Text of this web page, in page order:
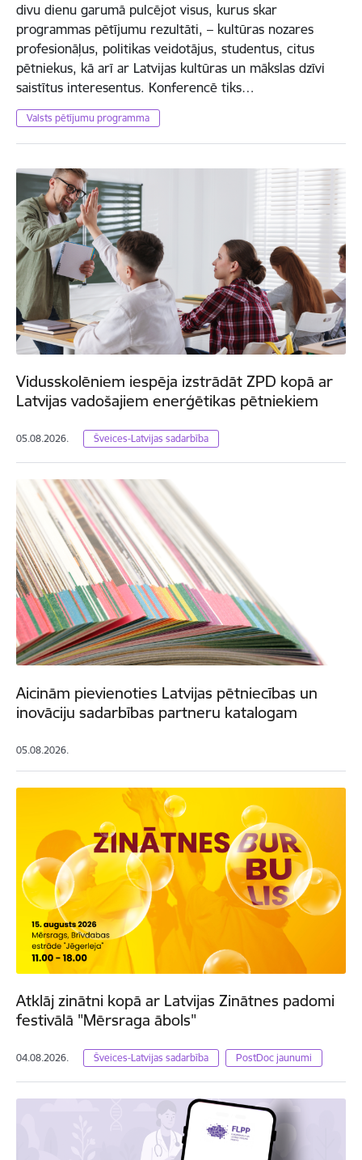
divu dienu garumā pulcējot visus, kurus skar
programmas pētījumu rezultāti, – kultūras nozares
profesionāļus, politikas veidotājus, studentus, citus
pētniekus, kā arī ar Latvijas kultūras un mākslas dzīvi
saistītus interesentus. Konferencē tiks…
Valsts pētījumu programma
Vidusskolēniem iespēja izstrādāt ZPD kopā ar
Latvijas vadošajiem enerģētikas pētniekiem
05.08.2026. Šveices-Latvijas sadarbība
Aicinām pievienoties Latvijas pētniecības un
inovāciju sadarbības partneru katalogam
05.08.2026.
Atklāj zinātni kopā ar Latvijas Zinātnes padomi
festivālā "Mērsraga ābols"
04.08.2026. Šveices-Latvijas sadarbība PostDoc jaunumi